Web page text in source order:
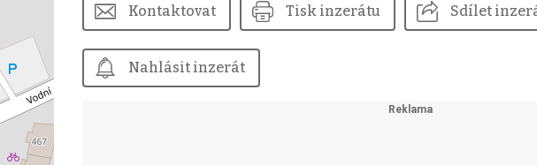
Kontaktovat Tisk inzerátu Sdílet
Nahlásit inzerát